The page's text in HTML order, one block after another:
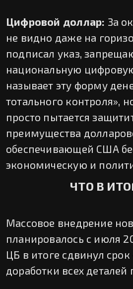
Цифровой доллар: За
не видно даже на
подписал указ,
национальную
называет эту форму
тотального контроля»,
просто пытается
преимущества
обеспечивающей США
экономическую и
ЧТО В
Массовое внедрение
планировалось с июля
ЦБ в итоге сдвинул
доработки всех деталей